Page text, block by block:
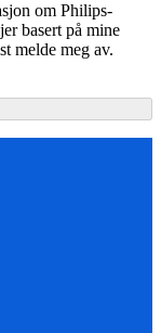
om Philips-
basert på mine
melde meg av.